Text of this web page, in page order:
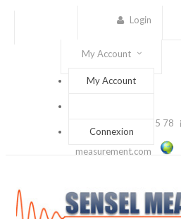
Login
My Account
My Account
Connexion
(+33) 1 56 88 25 78
measurement.com